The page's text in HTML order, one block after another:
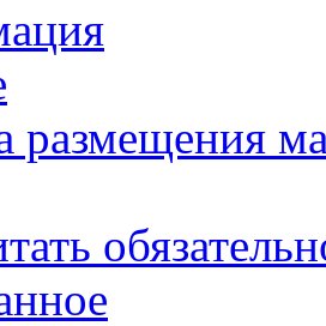
размещения